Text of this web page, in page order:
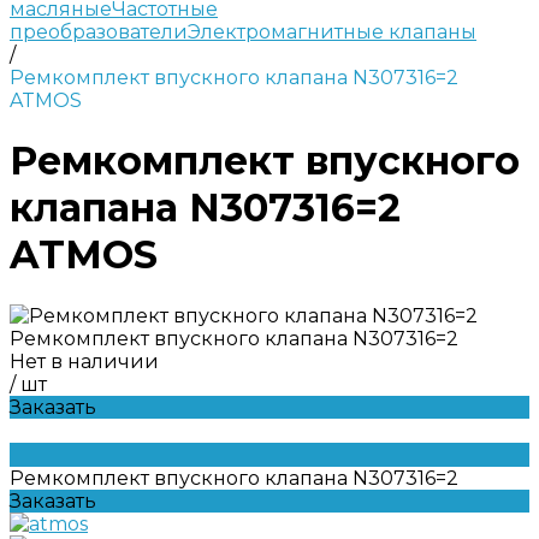
масляныеЧастотные
преобразователиЭлектромагнитные клапаны
/
Ремкомплект впускного клапана N307316=2
ATMOS
Ремкомплект впускного
клапана N307316=2
ATMOS
Ремкомплект впускного клапана N307316=2
Нет в наличии
/ шт
Заказать
Ремкомплект впускного клапана N307316=2
Заказать